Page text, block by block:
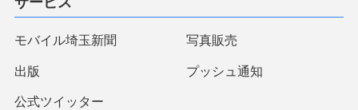
モバイル埼玉新聞 写真販売
出版 プッシュ通知
公式ツイッター